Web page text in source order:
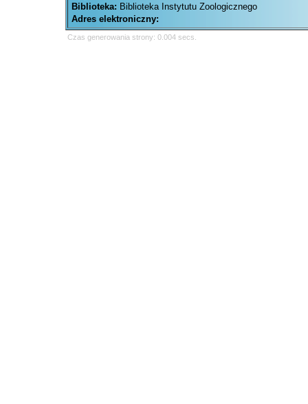
Biblioteka: Biblioteka Instytutu Zoologicznego
Adres elektroniczny:
Czas generowania strony: 0.004 secs.